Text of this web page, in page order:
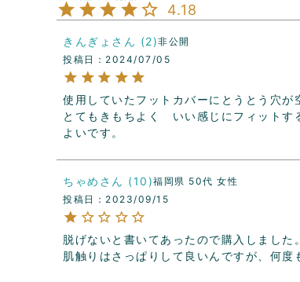
4.18
きんぎょ 2 非公開
投稿日
2024/07/05
使用していたフットカバーにとうとう穴
とてもきもちよく　いい感じにフィット
よいです。
ちゃめ 10 福岡県 50代 女性
投稿日
2023/09/15
脱げないと書いてあったので購入しました。
肌触りはさっぱりして良いんですが、何度